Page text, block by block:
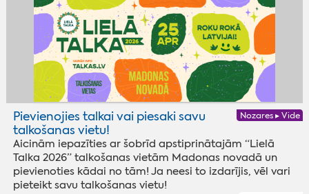
Nozares ▸ Vide
Pievienojies talkai vai piesaki savu
talkošanas vietu!
Aicinām iepazīties ar šobrīd apstiprinātajām “Lielā
Talka 2026” talkošanas vietām Madonas novadā un
pievienoties kādai no tām! Ja neesi to izdarījis, vēl vari
pieteikt savu talkošanas vietu!